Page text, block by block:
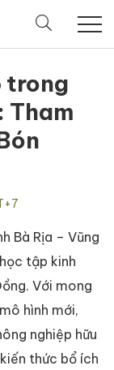
trong
Tham
Bà Rịa – Vũng
tập kinh
Với mong
hình mới,
nghiệp hữu
thức bổ ích